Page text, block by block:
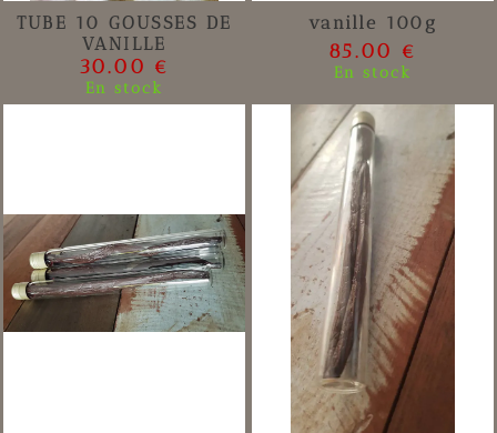
TUBE 10 GOUSSES DE
VANILLE
30.00 €
En stock
vanille 100g
85.00 €
En stock